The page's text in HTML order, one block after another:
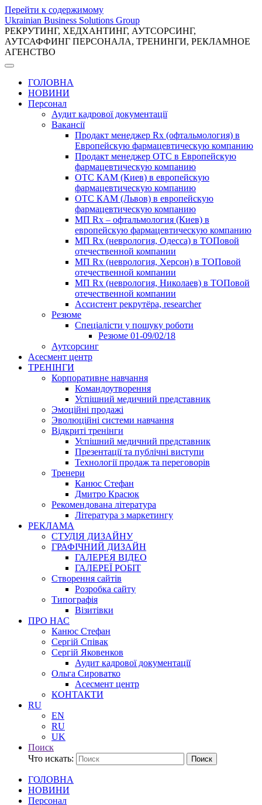
Перейти к содержимому
Ukrainian Business Solutions Group
РЕКРУТИНГ, ХЕДХАНТИНГ, АУТСОРСИНГ,
АУТСАФФИНГ ПЕРСОНАЛА, ТРЕНИНГИ, РЕКЛАМНОЕ
АГЕНСТВО
ГОЛОВНА
НОВИНИ
Персонал
Аудит кадрової документації
Вакансії
Продакт менеджер Rx (офтальмология) в
Европейскую фармацевтическую компанию
Продакт менеджер ОТС в Европейскую
фармацевтическую компанию
ОТС КАМ (Киев) в европейскую
фармацевтическую компанию
ОТС КАМ (Львов) в европейскую
фармацевтическую компанию
МП Rx – офтальмология (Киев) в
европейскую фармацевтическую компанию
МП Rx (неврология, Одесса) в ТОПовой
отечественной компании
МП Rx (неврология, Херсон) в ТОПовой
отечественной компании
МП Rx (неврология, Николаев) в ТОПовой
отечественной компании
Ассистент рекрутёра, researcher
Резюме
Cпеціалісти у пошуку роботи
Резюме 01-09/02/18
Аутсорсинг
Асесмент центр
ТРЕНІНГИ
Корпоративне навчання
Командоутворення
Успішний медичний представник
Эмоційні продажі
Эволюційні системи навчання
Відкриті тренінги
Успішний медичний представник
Презентації та публічні виступи
Технології продаж та переговорів
Тренери
Канюс Стефан
Дмитро Красюк
Рекомендована література
Література з маркетингу
РЕКЛАМА
СТУДІЯ ДИЗАЙНУ
ГРАФІЧНИЙ ДИЗАЙН
ГАЛЕРЕЯ ВІДЕО
ГАЛЕРЕЇ РОБІТ
Створення сайтів
Розробка сайту
Типографія
Візитівки
ПРО НАС
Канюс Стефан
Сергій Співак
Сергій Яковенков
Аудит кадрової документації
Ольга Сироватко
Асесмент центр
КОНТАКТИ
RU
EN
RU
UK
Поиск
Что искать:
Поиск
ГОЛОВНА
НОВИНИ
Персонал